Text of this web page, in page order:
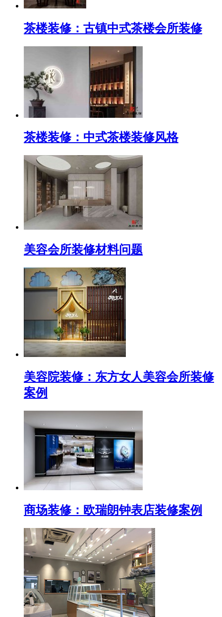
茶楼装修：古镇中式茶楼会所装修
茶楼装修：中式茶楼装修风格
美容会所装修材料问题
美容院装修：东方女人美容会所装修
案例
商场装修：欧瑞朗钟表店装修案例